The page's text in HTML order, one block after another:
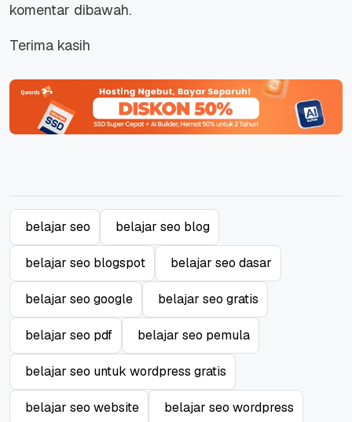
komentar dibawah.
Terima kasih
belajar seo belajar seo blog
belajar seo blogspot belajar seo dasar
belajar seo google belajar seo gratis
belajar seo pdf belajar seo pemula
belajar seo untuk wordpress gratis
belajar seo website belajar seo wordpress